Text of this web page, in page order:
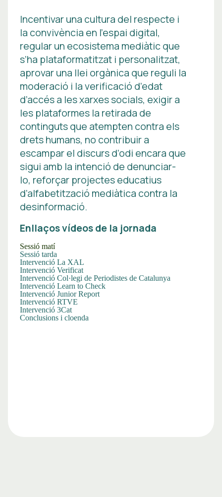
Incentivar una cultura del respecte i
la convivència en l’espai digital,
regular un ecosistema mediàtic que
s’ha plataformatitzat i personalitzat,
aprovar una llei orgànica que reguli la
moderació i la verificació d’edat
d’accés a les xarxes socials, exigir a
les plataformes la retirada de
continguts que atempten contra els
drets humans, no contribuir a
escampar el discurs d’odi encara que
sigui amb la intenció de denunciar-
lo, reforçar projectes educatius
d’alfabetització mediàtica contra la
desinformació.
Enllaços vídeos de la jornada
Sessió matí
Sessió tarda
Intervenció La XAL
Intervenció Verificat
Intervenció Col·legi de Periodistes de Catalunya
Intervenció Learn to Check
Intervenció Junior Report
Intervenció RTVE
Intervenció 3Cat
Conclusions i cloenda